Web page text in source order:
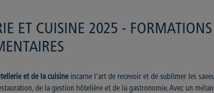
ET CUISINE 2025 -
et de la cuisineincarne l’art de recevoir et de sublimer les
de la gestion hôtelière et de la gastronomie. Avec un